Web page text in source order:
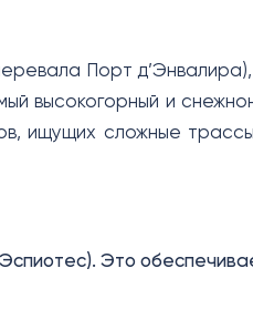
Порт
высокогорный и
ищущих сложные
Это